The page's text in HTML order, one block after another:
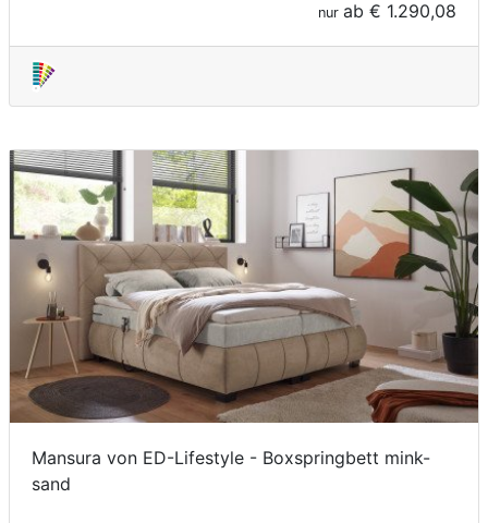
nur ab € 1.290,08
Mansura von ED-Lifestyle - Boxspringbett mink-
sand